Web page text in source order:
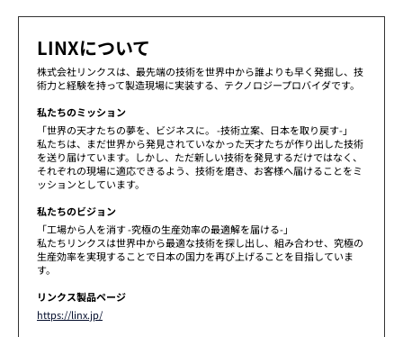
LINXについて
株式会社リンクスは、最先端の技術を世界中から誰よりも早く発掘し、技
術力と経験を持って製造現場に実装する、テクノロジープロバイダです。
私たちのミッション
「世界の天才たちの夢を、ビジネスに。 -技術立案、日本を取り戻す-」
私たちは、まだ世界から発見されていなかった天才たちが作り出した技術
を送り届けています。しかし、ただ新しい技術を発見するだけではなく、
それぞれの現場に適応できるよう、技術を磨き、お客様へ届けることをミ
ッションとしています。
私たちのビジョン
「工場から人を消す -究極の生産効率の最適解を届ける-」
私たちリンクスは世界中から最適な技術を探し出し、組み合わせ、究極の
生産効率を実現することで日本の国力を再び上げることを目指していま
す。
リンクス製品ページ
https://linx.jp/